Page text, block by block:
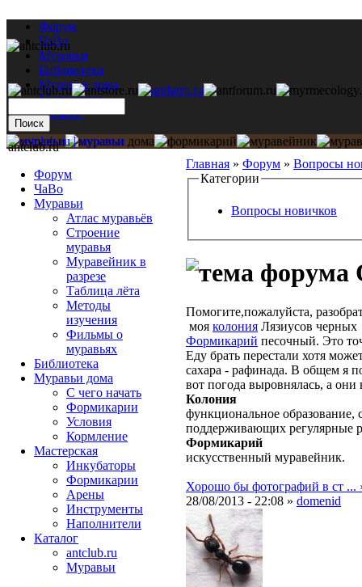
Форум
ЧаВо
Муравьи
Библиотека
Муравьи дома
Мастерская
Каталог
Главная » Форум » Вопросы
Категории
Вопросы новичков
Помогите,пожалуйста,
моя колония Лязиусов черных
Формикарий песочный. Это
Еду брать перестали хотя
сахара - рафинада. В общем я
вот погода выровнялась, а
Колония
функциональное образование,
поддерживающих регулярные
Формикарий
искусственный муравейник.
Хорошо бы фотографий в ст ...
28/08/2013 - 22:08 » domenid
antclub.ru
Форум
ЧаВо
Муравьи
Атлас муравьёв
Строение
муравья
Муравейник в
разрезе
Таблица лёта
Методы
изучения
Фильмы о
муравьях
Библиотека
Муравьи дома
С чего начать
Формикарии
Условия
Кормление
Мастерская
Инкубаторы
Формикарии
Арены
Инструменты
Наполнители
Каталог
antclub.ru
Муравьи